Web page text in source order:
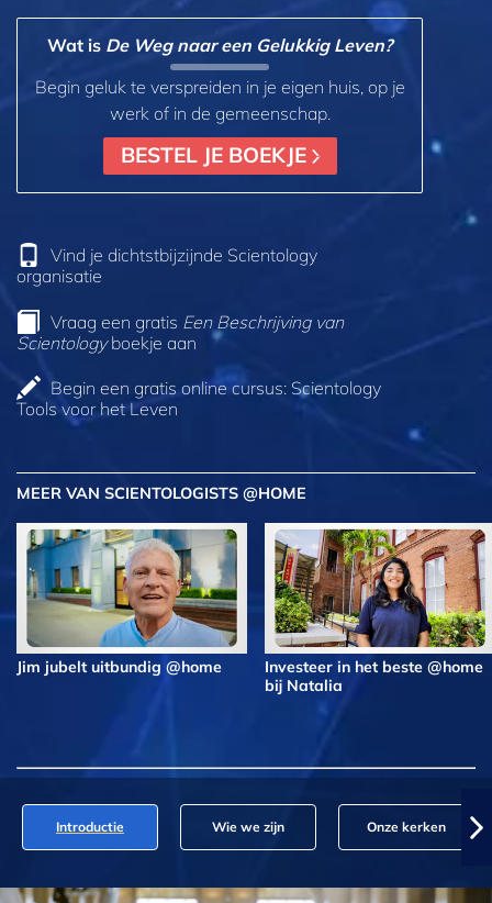
Wat is De Weg naar een Gelukkig Leven?
Begin geluk te verspreiden in je eigen huis, op je
werk of in de gemeenschap.
BESTEL JE BOEKJE
Vind je dichtstbijzijnde Scientology
organisatie
Vraag een gratis Een Beschrijving van
Scientologyboekje aan
Begin een gratis online cursus: Scientology
Tools voor het Leven
MEER VAN SCIENTOLOGISTS @HOME
Jim jubelt uitbundig @home
Investeer in het beste @home
bij Natalia
Introductie Wie we zijn Onze kerken